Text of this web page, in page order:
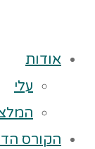
אודות
עלי
הקורס